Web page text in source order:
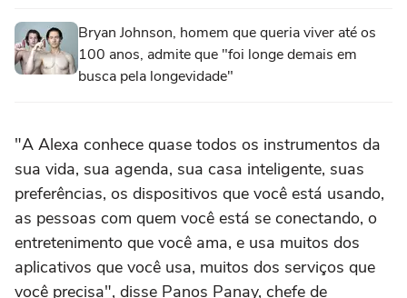
Bryan Johnson, homem que queria viver até os
100 anos, admite que "foi longe demais em
busca pela longevidade"
"A Alexa conhece quase todos os instrumentos da
sua vida, sua agenda, sua casa inteligente, suas
preferências, os dispositivos que você está usando,
as pessoas com quem você está se conectando, o
entretenimento que você ama, e usa muitos dos
aplicativos que você usa, muitos dos serviços que
você precisa", disse Panos Panay, chefe de